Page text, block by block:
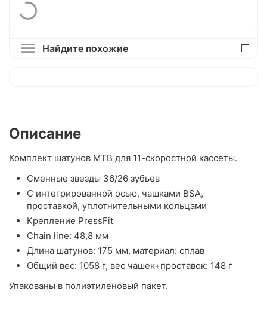
Найдите похожие
Описание
Комплект шатунов MTB для 11-скоростной кассеты.
Сменные звезды 36/26 зубьев
С интегрированной осью, чашками BSA,
проставкой, уплотнительными кольцами
Крепление PressFit
Chain line: 48,8 мм
Длина шатунов: 175 мм, материал: сплав
Общий вес: 1058 г, вес чашек+проставок: 148 г
Упакованы в полиэтиленовый пакет.